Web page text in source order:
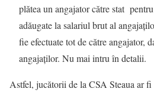
plătea un angajator către stat
adăugate la salariul brut al
fie efectuate tot de către angajator,
angajaților. Nu mai intru în detalii.
Astfel, jucătorii de la CSA Steaua ar fi